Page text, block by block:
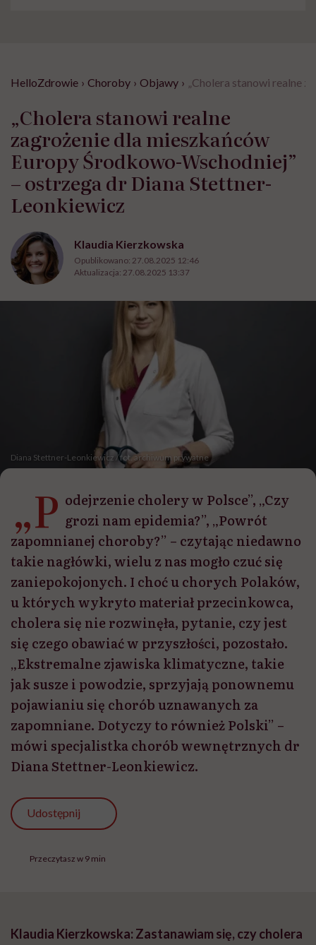
HelloZdrowie › Choroby › Objawy › „Cholera stanowi realne
„Cholera stanowi realne
zagrożenie dla mieszkańców
Europy Środkowo-Wschodniej”
– ostrzega dr Diana Stettner-
Leonkiewicz
Klaudia Kierzkowska
Opublikowano: 27.08.2025 12:46
Aktualizacja: 27.08.2025 13:37
Diana Stettner-Leonkiewicz / fot. archiwum prywatne
„P odejrzenie cholery w Polsce”, „Czy
grozi nam epidemia?”, „Powrót
zapomnianej choroby?” – czytając niedawno
takie nagłówki, wielu z nas mogło czuć się
zaniepokojonych. I choć u chorych Polaków,
u których wykryto materiał przecinkowca,
cholera się nie rozwinęła, pytanie, czy jest
się czego obawiać w przyszłości, pozostało.
„Ekstremalne zjawiska klimatyczne, takie
jak susze i powodzie, sprzyjają ponownemu
pojawianiu się chorób uznawanych za
zapomniane. Dotyczy to również Polski” –
mówi specjalistka chorób wewnętrznych dr
Diana Stettner-Leonkiewicz.
Udostępnij
Przeczytasz w 9 min
Klaudia Kierzkowska: Zastanawiam się, czy cholera